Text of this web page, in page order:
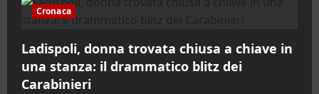
Cronaca
Ladispoli, donna trovata chiusa a chiave in
una stanza: il drammatico blitz dei
Carabinieri